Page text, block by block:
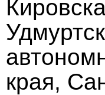
края,